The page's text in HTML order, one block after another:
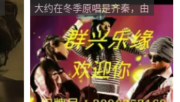
大约在冬季原唱是齐秦，由
小马金牌主唱群兴乐缘翻唱
(播放:131)